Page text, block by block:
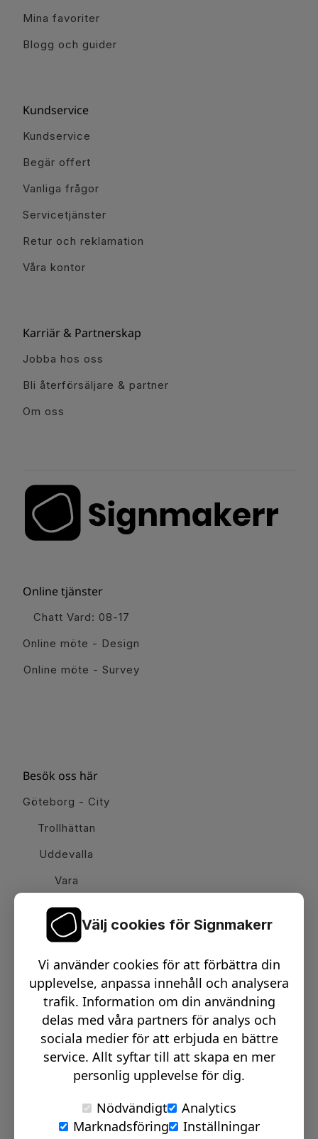
Mina favoriter
Blogg och guider
Kundservice
Kundservice
Begär offert
Vanliga frågor
Servicetjänster
Retur och reklamation
Våra kontor
Karriär & Partnerskap
Jobba hos oss
Bli återförsäljare & partner
Om oss
Online tjänster
Chatt Vard: 08-17
Online möte - Design
Online möte - Survey
Besök oss här
Göteborg - City
Trollhättan
Uddevalla
Vara
Email:info@signmakerr.se
PSST, HÄNG MED PÅ VÅR RESA!
© Signmakerr 2022 - 2026
Välj cookies för Signmakerr
Vi använder cookies för att förbättra din
upplevelse, anpassa innehåll och analysera
trafik. Information om din användning
delas med våra partners för analys och
sociala medier för att erbjuda en bättre
service. Allt syftar till att skapa en mer
personlig upplevelse för dig.
Nödvändigt
Analytics
Marknadsföring
Inställningar